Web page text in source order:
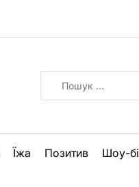
Їжа Позитив Шоу-